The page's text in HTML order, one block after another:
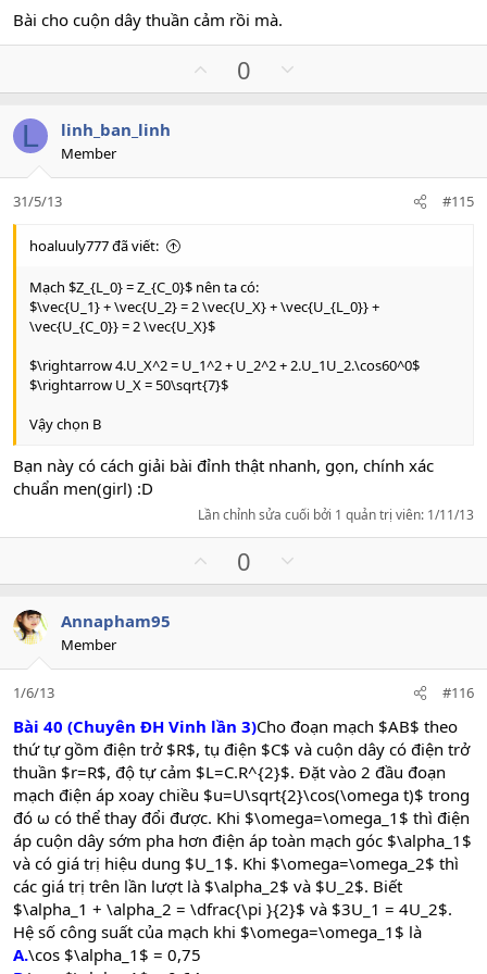
Bài cho cuộn dây thuần cảm rồi mà.
p
e
0
o
o
L linh_ban_linh
Member
31/5/13 #115
hoaluuly777 đã viết:
Mạch $Z_{L_0} = Z_{C_0}$ nên ta có:
$\vec{U_1} + \vec{U_2} = 2 \vec{U_X} + \vec{U_{L_0}} +
\vec{U_{C_0}} = 2 \vec{U_X}$
$\rightarrow 4.U_X^2 = U_1^2 + U_2^2 + 2.U_1U_2.\cos60^0$
$\rightarrow U_X = 50\sqrt{7}$
Vậy chọn B
Bạn này có cách giải bài đỉnh thật nhanh, gọn, chính xác
chuẩn men(girl) :D
Lần chỉnh sửa cuối bởi 1 quản trị viên: 1/11/13
p
e
0
o
o
e
Annapham95
Member
1/6/13 #116
Bài 40 (Chuyên ĐH Vinh lần 3)Cho đoạn mạch $AB$ theo
thứ tự gồm điện trở $R$, tụ điện $C$ và cuộn dây có điện trở
thuần $r=R$, độ tự cảm $L=C.R^{2}$. Đặt vào 2 đầu đoạn
mạch điện áp xoay chiều $u=U\sqrt{2}\cos(\omega t)$ trong
đó ω có thể thay đổi được. Khi $\omega=\omega_1$ thì điện
áp cuộn dây sớm pha hơn điện áp toàn mạch góc $\alpha_1$
và có giá trị hiệu dung $U_1$. Khi $\omega=\omega_2$ thì
các giá trị trên lần lượt là $\alpha_2$ và $U_2$. Biết
$\alpha_1 + \alpha_2 = \dfrac{\pi }{2}$ và $3U_1 = 4U_2$.
Hệ số công suất của mạch khi $\omega=\omega_1$ là
A.\cos $\alpha_1$ = 0,75